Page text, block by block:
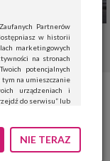
Partnerów
w historii
marketingowych
na stronach
potencjalnych
na umieszczanie
urządzeniach i
do serwisu” lub
zgody, w tym
NIE TERAZ
z